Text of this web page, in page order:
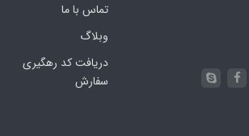
تماس با ما
وبلاگ
دریافت کد رهگیری
سفارش